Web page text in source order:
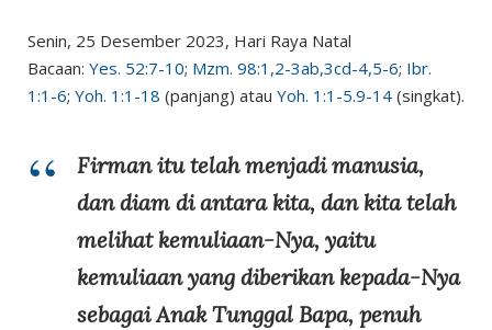
Senin, 25 Desember 2023, Hari Raya Natal
Bacaan: Yes. 52:7-10; Mzm. 98:1,2-3ab,3cd-4,5-6; Ibr.
1:1-6; Yoh. 1:1-18 (panjang) atau Yoh. 1:1-5.9-14 (singkat).
Firman itu telah menjadi manusia,
dan diam di antara kita, dan kita telah
melihat kemuliaan-Nya, yaitu
kemuliaan yang diberikan kepada-Nya
sebagai Anak Tunggal Bapa, penuh